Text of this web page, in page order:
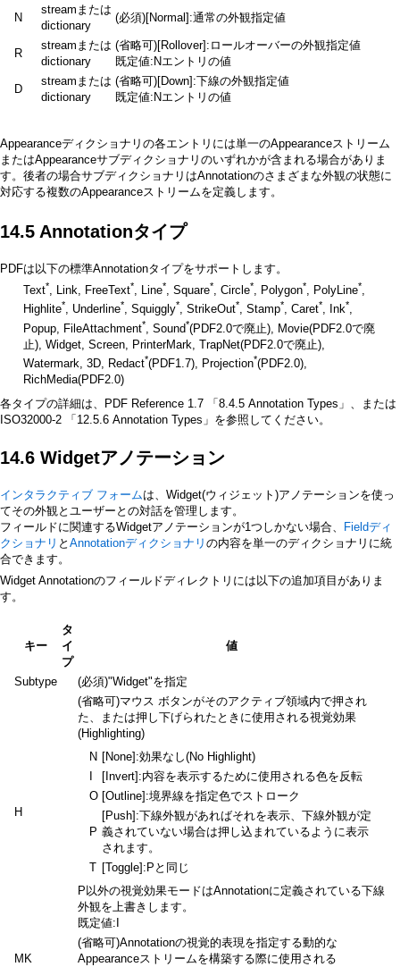
N
streamまたは
dictionary
(必須)[Normal]:通常の外観指定値
R
streamまたは
dictionary
(省略可)[Rollover]:ロールオーバーの外観指定値
既定値:Nエントリの値
D
streamまたは
dictionary
(省略可)[Down]:下線の外観指定値
既定値:Nエントリの値
Appearanceディクショナリの各エントリには単一のAppearanceストリーム
またはAppearanceサブディクショナリのいずれかが含まれる場合がありま
す。後者の場合サブディクショナリはAnnotationのさまざまな外観の状態に
対応する複数のAppearanceストリームを定義します。
14.5 Annotationタイプ
PDFは以下の標準Annotationタイプをサポートします。
Text*, Link, FreeText*, Line*, Square*, Circle*, Polygon*, PolyLine*,
Highlite*, Underline*, Squiggly*, StrikeOut*, Stamp*, Caret*, Ink*,
Popup, FileAttachment*, Sound*(PDF2.0で廃止), Movie(PDF2.0で廃
止), Widget, Screen, PrinterMark, TrapNet(PDF2.0で廃止),
Watermark, 3D, Redact*(PDF1.7), Projection*(PDF2.0),
RichMedia(PDF2.0)
各タイプの詳細は、PDF Reference 1.7 「8.4.5 Annotation Types」、または
ISO32000-2 「12.5.6 Annotation Types」を参照してください。
14.6 Widgetアノテーション
インタラクティブ フォームは、Widget(ウィジェット)アノテーションを使っ
てその外観とユーザーとの対話を管理します。
フィールドに関連するWidgetアノテーションが1つしかない場合、 Fieldディ
クショナリ と Annotationディクショナリ の内容を単一のディクショナリに統
合できます。
Widget Annotationのフィールドディレクトリには以下の追加項目がありま
す。
キー
タ
イ
プ
値
Subtype (必須)"Widget"を指定
H
(省略可)マウス ボタンがそのアクティブ領域内で押され
た、または押し下げられたときに使用される視覚効果
(Highlighting)
N [None]:効果なし(No Highlight)
I
[Invert]:内容を表示するために使用される色を反転
O [Outline]:境界線を指定色でストローク
P
[Push]:下線外観があればそれを表示、下線外観が定
義されていない場合は押し込まれているように表示
されます。
T [Toggle]:Pと同じ
P以外の視覚効果モードはAnnotationに定義されている下線
外観を上書きします。
既定値:I
MK
(省略可)Annotationの視覚的表現を指定する動的な
Appearanceストリームを構築する際に使用される